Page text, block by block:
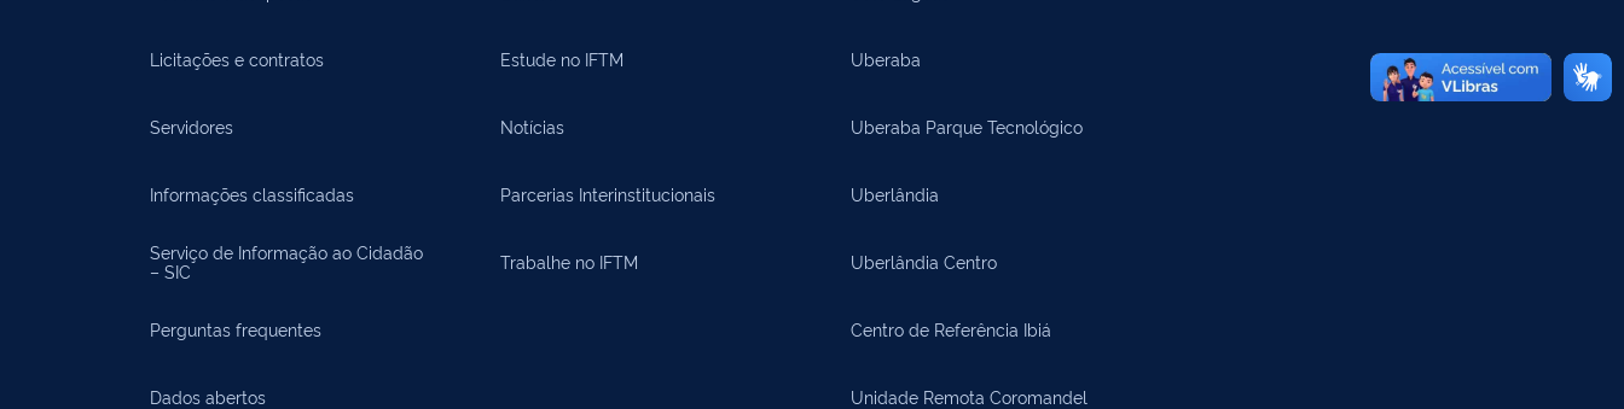
Licitações e contratos
Servidores
Informações classificadas
Serviço de Informação ao Cidadão
– SIC
Perguntas frequentes
Dados abertos
Estude no IFTM
Notícias
Parcerias Interinstitucionais
Trabalhe no IFTM
Uberaba
Uberaba Parque Tecnológico
Uberlândia
Uberlândia Centro
Centro de Referência Ibiá
Unidade Remota Coromandel